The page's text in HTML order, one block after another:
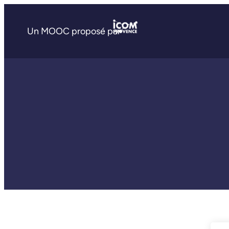
Un MOOC proposé par